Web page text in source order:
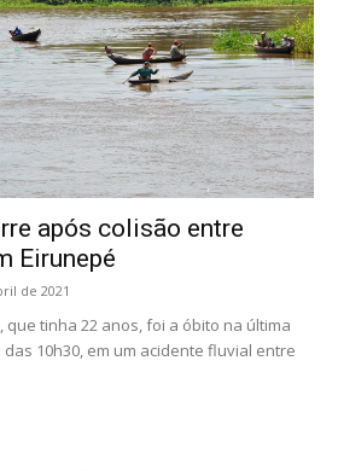
após colisão entre
Eirunepé
de 2021
tinha 22 anos, foi a óbito na última
10h30, em um acidente fluvial entre